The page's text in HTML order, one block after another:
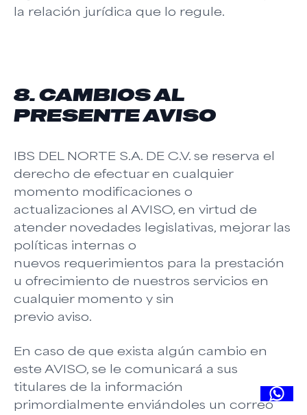
la relación jurídica que lo regule.
8. CAMBIOS AL
PRESENTE AVISO
IBS DEL NORTE S.A. DE C.V. se reserva el
derecho de efectuar en cualquier
momento modificaciones o
actualizaciones al AVISO, en virtud de
atender novedades legislativas, mejorar las
políticas internas o
nuevos requerimientos para la prestación
u ofrecimiento de nuestros servicios en
cualquier momento y sin
previo aviso.
En caso de que exista algún cambio en
este AVISO, se le comunicará a sus
titulares de la información
primordialmente enviándoles un correo